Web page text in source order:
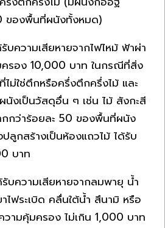
ของพื้นที่ผนังทั้งหมด)
ความเสียหายจากไฟไหม้ ฟ้าผ่า
ครอง 10,000 บาท ในกรณีที่สิ่ง
ไม่ใช่ตึกหรือครึ่งตึกครึ่งไม้ และ
นังเป็นวัสดุอื่น ๆ เช่น ไม้ สังกะสี
กกว่าร้อยละ 50 ของพื้นที่ผนัง
กสร้างเป็นห้องแถวไม้ ได้รับ
บาท
ความเสียหายจากลมพายุ น้ำ
ไฟระเบิด คลื่นใต้น้ำ สึนามิ หรือ
วามคุ้มครอง ไม่เกิน 1,000 บาท